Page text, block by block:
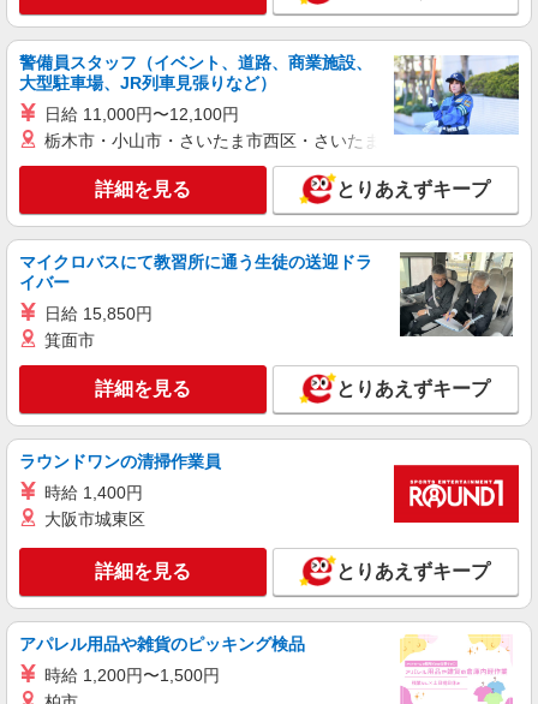
イフスコヘルスケア株式会社
栄養士または調理師／保育園
月給210,000円〜250,000円 ※経験・能力に
よる
荒川区立南千住七丁目保育園 （東京都荒川区
キープ 詳細を見る
パート
一冨士フードサービス株式会社 関東支社
調理・調理補助／施設での調理・盛付・他
動） ※経験者優遇・資格手当あり
東京都荒川区町屋7-10-6 特養 さくら館
キープ
アルバイト
株式会社清島食品
介護施設の調理補助
時給1,300円
東京都荒川区荒川7丁目2-3 ファミリー・ホ
スピス荒川ハウス（清島食品）
詳細を見る
警備員スタッフ（イベント、道路、商業施設、
大型駐車場、JR列車見張りなど）
日給 11,000円〜12,100円
栃木市・小山市・さいたま市西区・さいたま市岩槻区・久喜市・
詳細を見る とりあえずキープ
マイクロバスにて教習所に通う生徒の送迎ドラ
イバー
日給 15,850円
箕面市
詳細を見る とりあえずキープ
ラウンドワンの清掃作業員
時給 1,400円
大阪市城東区
詳細を見る とりあえずキープ
アパレル用品や雑貨のピッキング検品
時給 1,200円〜1,500円